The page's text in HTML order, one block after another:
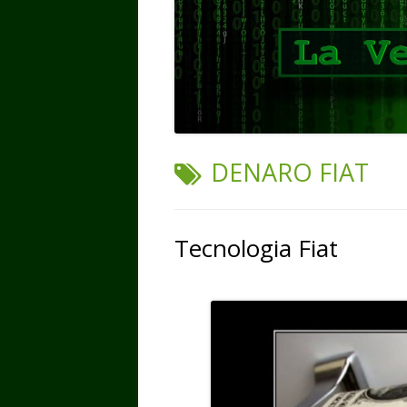
TAG:
DENARO FIAT
Tecnologia Fiat